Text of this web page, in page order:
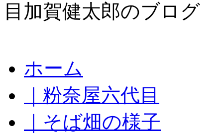
目加賀健太郎のブログ
ン
ツ
ス
ホーム
｜粉奈屋六代目
｜そば畑の様子